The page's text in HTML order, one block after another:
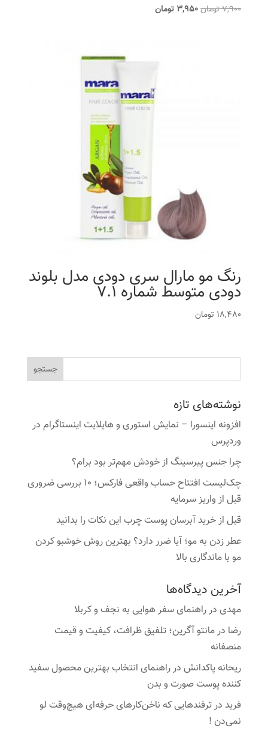
7,900تومانقیمت
3,950 تومانقیمت
رنگ مو مارال سری دودی مدل بلوند
دودی متوسط شماره 7.1
18,480 تومان
نوشته‌های تازه
افزونه اینسورا – نمایش استوری و هایلایت اینستاگرام در
وردپرس
چرا جنس پیرسینگ از خودش مهم‌تر بود برام؟
چک‌لیست افتتاح حساب واقعی فارکس؛ ۱۰ بررسی ضروری
قبل از واریز سرمایه
قبل از خرید آبرسان پوست چرب این نکات را بدانید
عطر زدن به مو؛ آیا ضرر دارد؟ بهترین روش خوشبو کردن
مو با ماندگاری بالا
آخرین دیدگاه‌ها
مهدیدرراهنمای سفر هوایی به نجف و کربلا
رضا درمانتو آگرین؛ تلفیق ظرافت، کیفیت و قیمت
منصفانه
ریحانه پاکدانشدرراهنمای انتخاب بهترین محصول سفید
کننده پوست صورت و بدن
فریددرترفندهایی که ناخن‌کارهای حرفه‌ای هیچ‌وقت لو
نمی‌دن !